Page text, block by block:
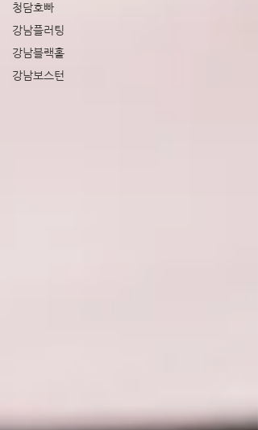
청담호빠
강남플러팅
강남블랙홀
강남보스턴